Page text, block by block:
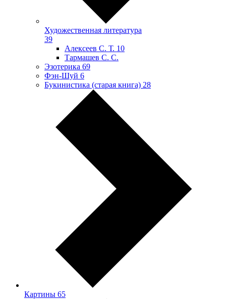
Художественная литература
39
Алексеев С. Т. 10
Тармашев С. С.
Эзотерика 69
Фэн-Шуй 6
Букинистика (старая книга) 28
Картины 65